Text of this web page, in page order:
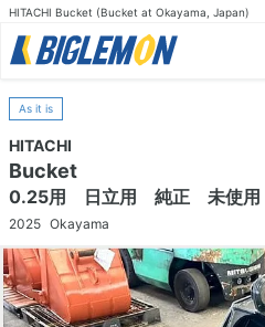
HITACHI Bucket (Bucket at Okayama, Japan)
As it is
HITACHI
Bucket
0.25用 日立用 純正 未使用
2025 Okayama